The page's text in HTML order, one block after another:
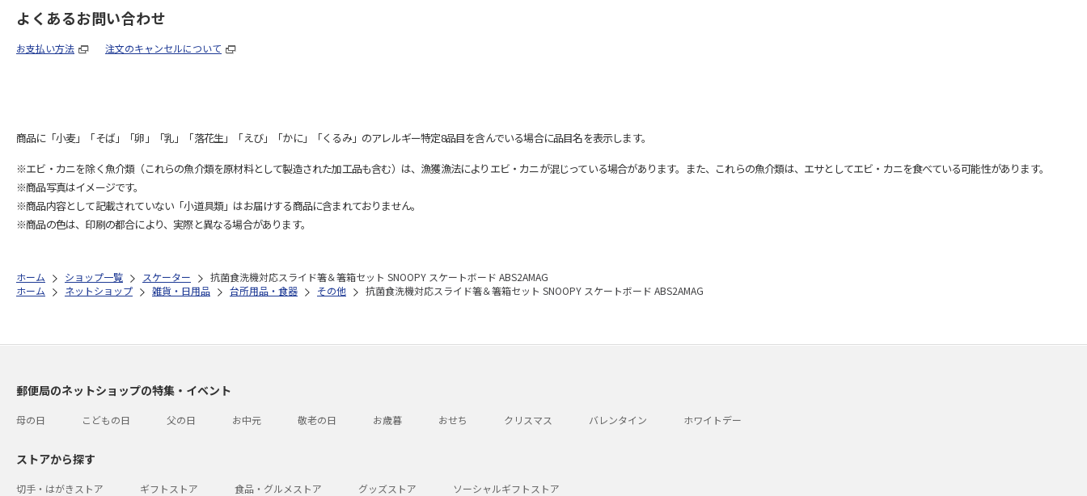
よくあるお問い合わせ
お支払い方法 注文のキャンセルについて
商品に「小麦」「そば」「卵」「乳」「落花生」「えび」「かに」「くるみ」のアレルギー特定8品目を含んでいる場合に品目名を表示します。
※エビ・カニを除く魚介類（これらの魚介類を原材料として製造された加工品も含む）は、漁獲漁法によりエビ・カニが混じっている場合があります。また、これらの魚介類は、エサとしてエビ・カニを食べている可能性があります。
※商品写真はイメージです。
※商品内容として記載されていない「小道具類」はお届けする商品に含まれておりません。
※商品の色は、印刷の都合により、実際と異なる場合があります。
ホーム ショップ一覧 スケーター
抗菌食洗機対応スライド箸＆箸箱セット SNOOPY スケートボード ABS2AMAG
ホーム
ネットショップ 雑貨・日用品 台所用品・食器 その他 抗菌食洗機対応スライド箸＆箸箱セット SNOOPY スケートボード ABS2AMAG
郵便局のネットショップの特集・イベント
母の日 こどもの日 父の日 お中元 敬老の日 お歳暮 おせち クリスマス バレンタイン ホワイトデー
ストアから探す
切手・はがきストア ギフトストア 食品・グルメストア グッズストア ソーシャルギフトストア